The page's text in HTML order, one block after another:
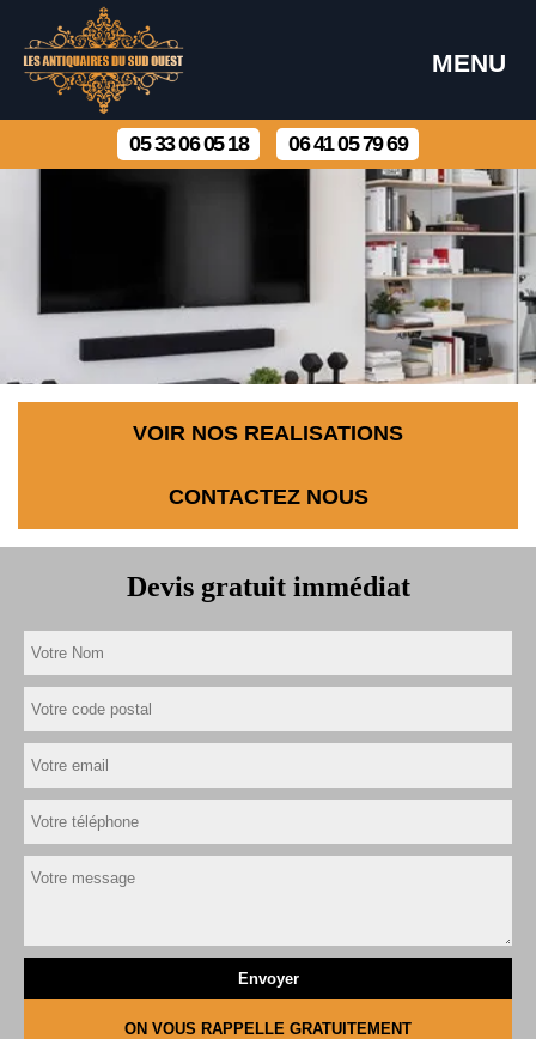
MENU
05 33 06 05 18 06 41 05 79 69
VOIR NOS REALISATIONS
CONTACTEZ NOUS
Devis gratuit immédiat
ON VOUS RAPPELLE GRATUITEMENT